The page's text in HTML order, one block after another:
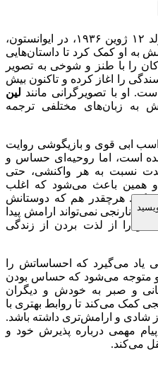
، نویسنده امریکایی متولد ۱۲ ژوین ۱۹۳۶، در ایوانستون،
به او کمک کرد تا داستان‌هایی
را با طنز و شوخی به تصویر
لستر از سال ۱۹۷۹ نویسندگی را اغاز کرده و تاکنون بیش
او با تصویرگرانی مانند لین
به زبان‌های مختلفی ترجمه
اسب ابی قوی و بازیگوشی روایت
است، اما روحیه‌ای حساس و
نسبت به هر واکنشی، حتی
باعث می‌شود که اغلب
کند. هرچقدر هم که دوستانش
نارنجی نمی‌تواند ارامش پیدا
او را از لذت بردن از زندگی
یاد می‌گیرد که احساساتش را
او متوجه می‌شود که حساس بودن
و صبر به خودش و دیگران
کمک می‌کند تا روابط بهتری با
شادی و ارامش‌تری داشته باشد.
مهمی درباره پذیرش خود و
می‌کند.